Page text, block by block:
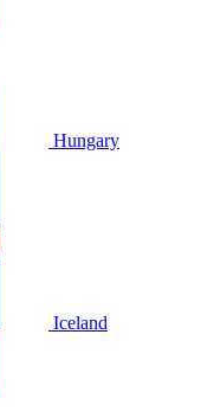
Hungary
Iceland